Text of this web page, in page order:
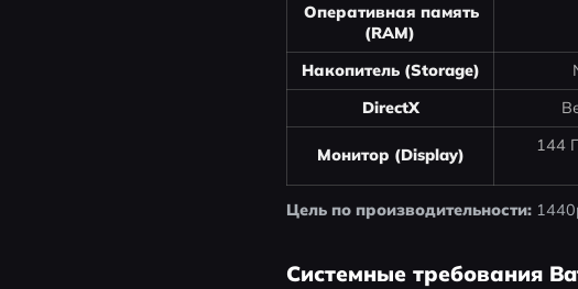
Оперативная память
(RAM)
Накопитель (Storage)
DirectX
Монитор (Display)
144
Цель по производительности:
Системные требования